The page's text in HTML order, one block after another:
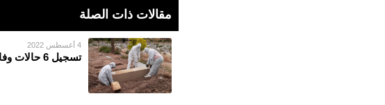
مقالات ذات الصلة
4 أغسطس 2022
تسجيل 6 حالات وفاة و317 إصابة جديدة بـ(كوفيد-19) خلال الـ24 ساعة الماضية